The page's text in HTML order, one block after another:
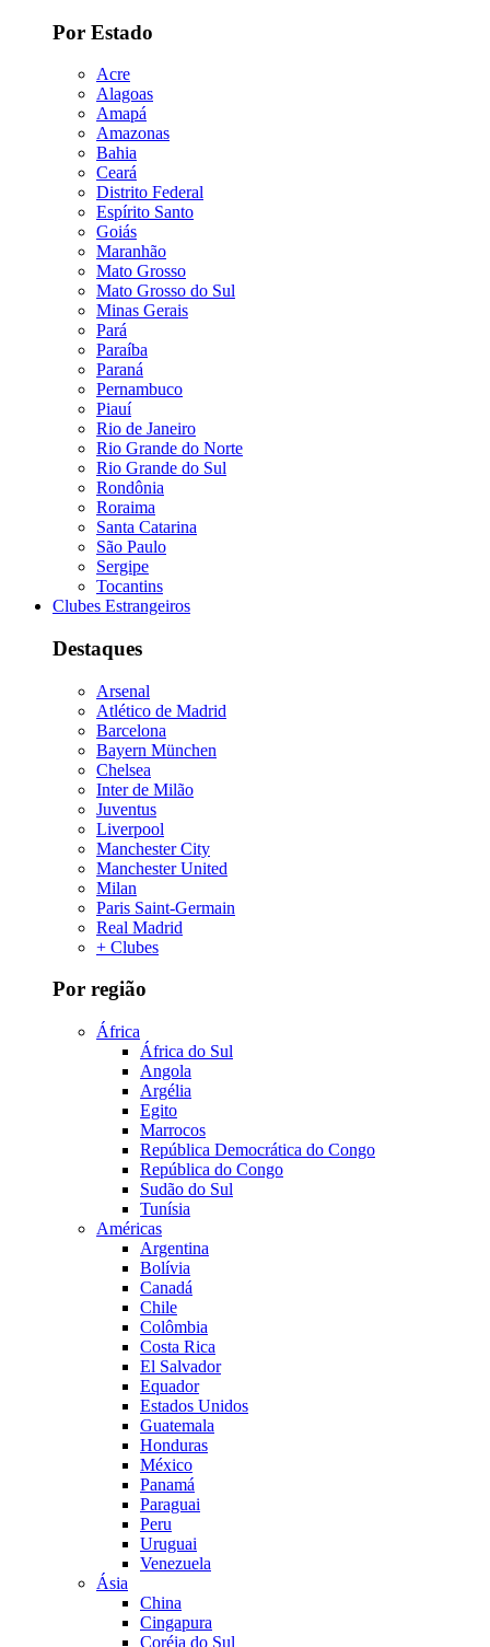
Por Estado
Acre
Alagoas
Amapá
Amazonas
Bahia
Ceará
Distrito Federal
Espírito Santo
Goiás
Maranhão
Mato Grosso
Mato Grosso do Sul
Minas Gerais
Pará
Paraíba
Paraná
Pernambuco
Piauí
Rio de Janeiro
Rio Grande do Norte
Rio Grande do Sul
Rondônia
Roraima
Santa Catarina
São Paulo
Sergipe
Tocantins
Clubes Estrangeiros
Destaques
Arsenal
Atlético de Madrid
Barcelona
Bayern München
Chelsea
Inter de Milão
Juventus
Liverpool
Manchester City
Manchester United
Milan
Paris Saint-Germain
Real Madrid
+ Clubes
Por região
África
África do Sul
Angola
Argélia
Egito
Marrocos
República Democrática do Congo
República do Congo
Sudão do Sul
Tunísia
Américas
Argentina
Bolívia
Canadá
Chile
Colômbia
Costa Rica
El Salvador
Equador
Estados Unidos
Guatemala
Honduras
México
Panamá
Paraguai
Peru
Uruguai
Venezuela
Ásia
China
Cingapura
Coréia do Sul